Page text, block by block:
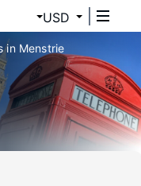
USD
in Menstrie